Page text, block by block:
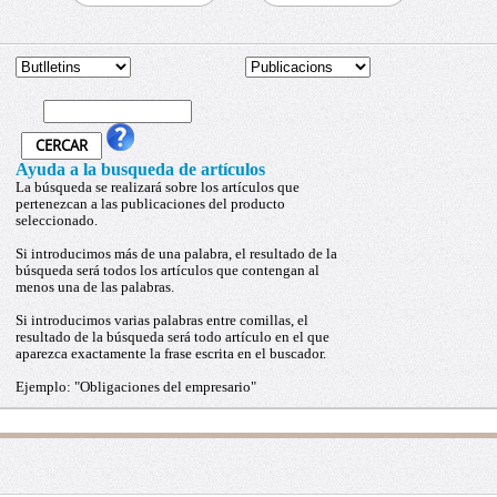
Ayuda a la busqueda de artículos
La búsqueda se realizará sobre los artículos que
pertenezcan a las publicaciones del producto
seleccionado.
Si introducimos más de una palabra, el resultado de la
búsqueda será todos los artículos que contengan al
menos una de las palabras.
Si introducimos varias palabras entre comillas, el
resultado de la búsqueda será todo artículo en el que
aparezca exactamente la frase escrita en el buscador.
Ejemplo: "Obligaciones del empresario"